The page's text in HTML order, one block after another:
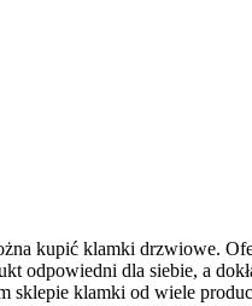
kupić klamki drzwiowe.
odpowiedni dla siebie, a
sklepie klamki od wiele